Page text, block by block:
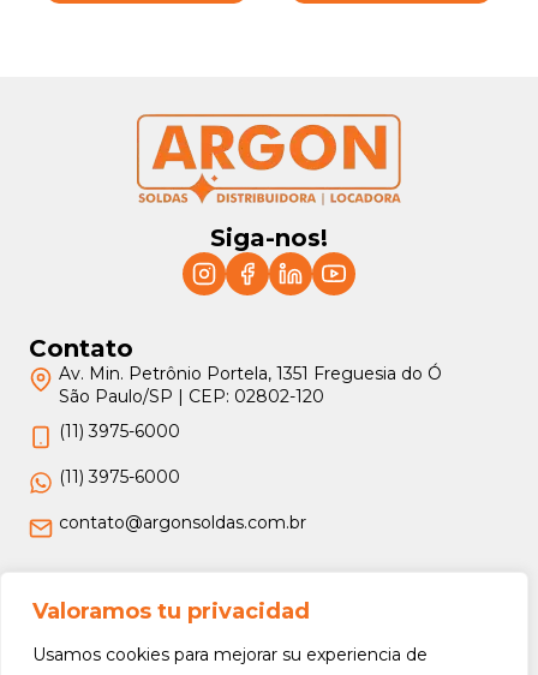
Valoramos tu privacidad
Usamos cookies para mejorar su experiencia de
Siga-nos!
Contato
Av. Min. Petrônio Portela, 1351 Freguesia do Ó
São Paulo/SP | CEP: 02802-120
(11) 3975-6000
(11) 3975-6000
contato@argonsoldas.com.br
Jurídico
Termos e Condições
Política de Privacidade